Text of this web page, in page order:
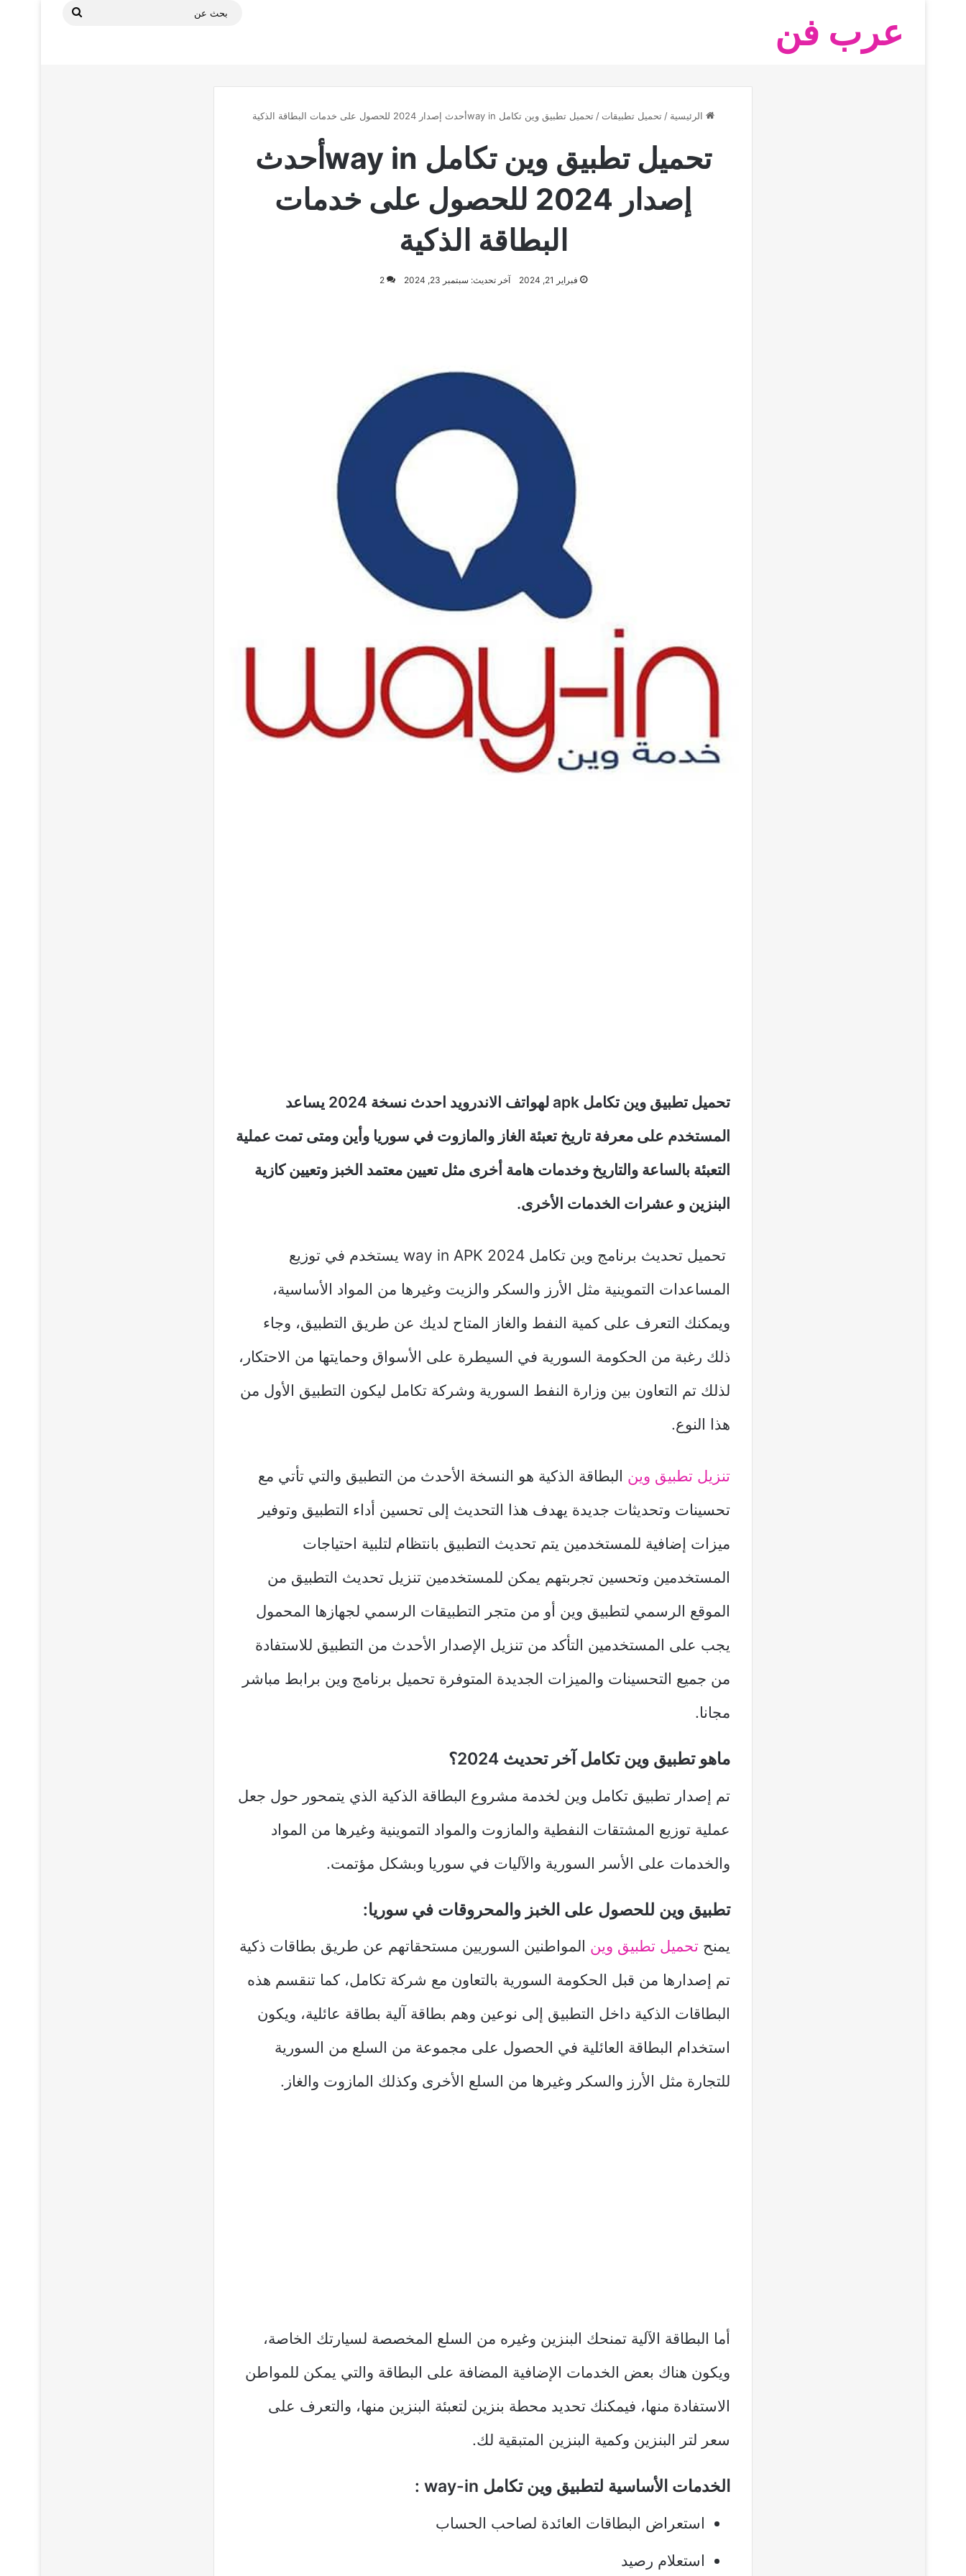
عرب فن
بحث
الرئيسية / تحميل تطبيقات / تحميل تطبيق وين تكامل way inأحدث إصدار 2024 للحصول على خدمات البطاقة الذكية
تحميل تطبيق وين تكامل way inأحدث
إصدار 2024 للحصول على خدمات
البطاقة الذكية
فبراير 21, 2024 آخر تحديث: سبتمبر 23, 2024 2
تحميل تطبيق وين تكامل apk لهواتف الاندرويد احدث نسخة 2024 يساعد
المستخدم على معرفة تاريخ تعبئة الغاز والمازوت في سوريا وأين ومتى تمت عملية
التعبئة بالساعة والتاريخ وخدمات هامة أخرى مثل تعيين معتمد الخبز وتعيين كازية
البنزين و عشرات الخدمات الأخرى.
تحميل تحديث برنامج وين تكامل way in APK 2024 يستخدم في توزيع
المساعدات التموينية مثل الأرز والسكر والزيت وغيرها من المواد الأساسية،
ويمكنك التعرف على كمية النفط والغاز المتاح لديك عن طريق التطبيق، وجاء
ذلك رغبة من الحكومة السورية في السيطرة على الأسواق وحمايتها من الاحتكار،
لذلك تم التعاون بين وزارة النفط السورية وشركة تكامل ليكون التطبيق الأول من
هذا النوع.
تنزيل تطبيق وين البطاقة الذكية هو النسخة الأحدث من التطبيق والتي تأتي مع
تحسينات وتحديثات جديدة يهدف هذا التحديث إلى تحسين أداء التطبيق وتوفير
ميزات إضافية للمستخدمين يتم تحديث التطبيق بانتظام لتلبية احتياجات
المستخدمين وتحسين تجربتهم يمكن للمستخدمين تنزيل تحديث التطبيق من
الموقع الرسمي لتطبيق وين أو من متجر التطبيقات الرسمي لجهازها المحمول
يجب على المستخدمين التأكد من تنزيل الإصدار الأحدث من التطبيق للاستفادة
من جميع التحسينات والميزات الجديدة المتوفرة تحميل برنامج وين برابط مباشر
مجانا.
ماهو تطبيق وين تكامل آخر تحديث 2024؟
تم إصدار تطبيق تكامل وين لخدمة مشروع البطاقة الذكية الذي يتمحور حول جعل
عملية توزيع المشتقات النفطية والمازوت والمواد التموينية وغيرها من المواد
والخدمات على الأسر السورية والآليات في سوريا وبشكل مؤتمت.
تطبيق وين للحصول على الخبز والمحروقات في سوريا:
يمنح تحميل تطبيق وين المواطنين السوريين مستحقاتهم عن طريق بطاقات ذكية
تم إصدارها من قبل الحكومة السورية بالتعاون مع شركة تكامل، كما تنقسم هذه
البطاقات الذكية داخل التطبيق إلى نوعين وهم بطاقة آلية بطاقة عائلية، ويكون
استخدام البطاقة العائلية في الحصول على مجموعة من السلع من السورية
للتجارة مثل الأرز والسكر وغيرها من السلع الأخرى وكذلك المازوت والغاز.
أما البطاقة الآلية تمنحك البنزين وغيره من السلع المخصصة لسيارتك الخاصة،
ويكون هناك بعض الخدمات الإضافية المضافة على البطاقة والتي يمكن للمواطن
الاستفادة منها، فيمكنك تحديد محطة بنزين لتعبئة البنزين منها، والتعرف على
سعر لتر البنزين وكمية البنزين المتبقية لك.
الخدمات الأساسية لتطبيق وين تكامل way-in :
استعراض البطاقات العائدة لصاحب الحساب
استعلام رصيد